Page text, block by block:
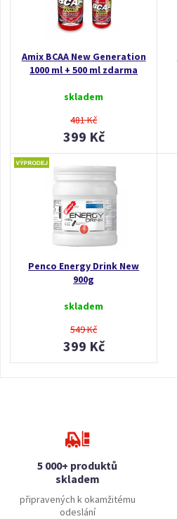
Amix BCAA New Generation
1000 ml + 500 ml zdarma
skladem
481 Kč
399 Kč
Penco Energy Drink New
900g
skladem
549 Kč
399 Kč
5 000+ produktů
skladem
připravených k okamžitému
odeslání